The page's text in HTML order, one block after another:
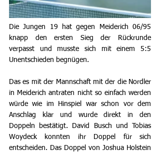
Die Jungen 19 hat gegen Meiderich 06/95
knapp den ersten Sieg der Rückrunde
verpasst und musste sich mit einem 5:5
Unentschieden begnügen.
Das es mit der Mannschaft mit der die Nordler
in Meiderich antraten nicht so einfach werden
würde wie im Hinspiel war schon vor dem
Anschlag klar und wurde direkt in den
Doppeln bestätigt. David Busch und Tobias
Woydeck konnten ihr Doppel für sich
entscheiden. Das Doppel von Joshua Holstein